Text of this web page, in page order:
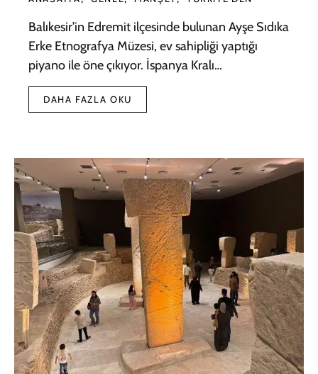
Balıkesir’in Edremit ilçesinde bulunan Ayşe Sıdıka
Erke Etnografya Müzesi, ev sahipliği yaptığı
piyano ile öne çıkıyor. İspanya Kralı…
DAHA FAZLA OKU